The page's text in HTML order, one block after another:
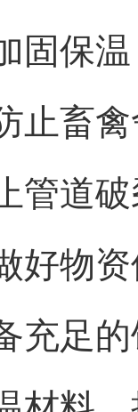
固保
止畜
管道
好物
充足